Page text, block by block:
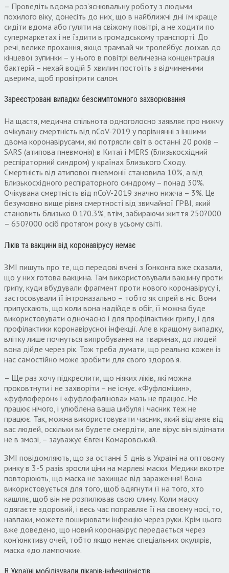
– Проведіть вдома роз’яснювальну роботу з людьми
похилого віку, донесіть до них, що в найближчі дні їм краще
сидіти вдома або гуляти на свіжому повітрі, а не ходити по
супермаркетах і не їздити в громадському транспорті. До
речі, велике прохання, якщо трамвай чи тролейбус доїхав до
кінцевої зупинки – у нього в повітрі величезна концентрація
бактерій – нехай водій 5 хвилин постоїть з відчиненими
дверима, щоб провітрити салон.
Зареєстровані випадки безсимптомного захворювання
На щастя, медична спільнота одноголосно заявляє про нижчу
очікувану смертність від nCoV-2019 у порівнянні з іншими
двома коронавірусами, які потрясли світ в останні 20 років –
SARS (атипова пневмонія) в Китаї і MERS (Близькосхідний
респіраторний синдром) у країнах Близького Сходу.
Смертність від атипової пневмонії становила 10%, а від
Близькосхідного респіраторного синдрому – понад 30%.
Очікувана смертність від nCoV-2019 значно нижча – 3%. Це
безумовно вище рівня смертності від звичайної ГРВІ, який
становить близько 0.1?0.3%, втім, забираючи життя 250?000
– 650?000 осіб протягом року в усьому світі.
Ліків та вакцини від коронавірусу немає
ЗМІ пишуть про те, що передові вчені з Гонконга вже сказали,
що у них готова вакцина. Там використовували вакцину проти
грипу, куди вбудували фрагмент проти нового коронавірусу і,
застосовували її інтроназально – тобто як спрей в ніс. Вони
припускають, що коли вона надійде в обіг, її можна буде
використовувати одночасно і для профілактики грипу, і для
профілактики коронавірусної інфекції. Але в кращому випадку,
влітку лише почнуться випробування на тваринах, до людей
вона дійде через рік. Тож треба думати, що реально кожен із
нас самостійно може зробити для свого здоров’я.
– Ще раз хочу підкреслити, що ніяких ліків, які можна
проковтнути і не захворіти – не існує. «Фуфломіцин»,
«фуфлоферон» і «фуфлофалінова» мазь не працює. Не
працює нічого, і улюблена ваша цибуля і часник теж не
працює. Так, можна використовувати часник, який відганяє від
вас людей, оскільки ви будете смердіти, але вірус він відігнати
не в змозі, – зауважує Євген Комаровський.
ЗМІ повідомляють, що за останні 5 днів в Україні на оптовому
ринку в 3-5 разів зросли ціни на марлеві маски. Медики вкотре
повторюють, що маска не захищає від зараження! Вона
використовується для того, щоб вдягнути її на того, хто
кашляє, щоб він не розпилював свою слину. Коли маску
одягаєте здоровий, і весь час поправляє її на своєму носі, то,
навпаки, можете поширювати інфекцію через руки. Крім цього
вже доведено, що новий коронавірус передається через
кон’юнктиву очей, тобто якщо немає спеціальних окулярів,
маска «до лампочки».